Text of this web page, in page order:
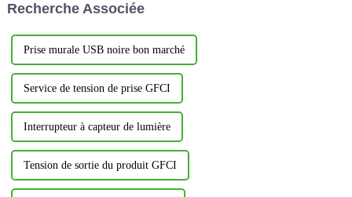
Recherche Associée
Prise murale USB noire bon marché
Service de tension de prise GFCI
Interrupteur à capteur de lumière
Tension de sortie du produit GFCI